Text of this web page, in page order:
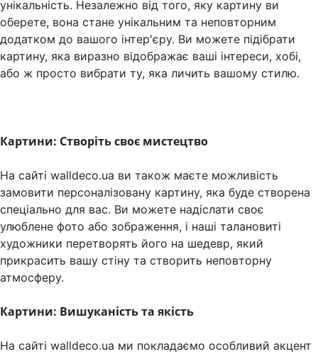
унікальність. Незалежно від того, яку картину ви
оберете, вона стане унікальним та неповторним
додатком до вашого інтер'єру. Ви можете підібрати
картину, яка виразно відображає ваші інтереси, хобі,
або ж просто вибрати ту, яка личить вашому стилю.
Картини: Створіть своє мистецтво
На сайті walldeco.ua ви також маєте можливість
замовити персоналізовану картину, яка буде створена
спеціально для вас. Ви можете надіслати своє
улюблене фото або зображення, і наші талановиті
художники перетворять його на шедевр, який
прикрасить вашу стіну та створить неповторну
атмосферу.
Картини: Вишуканість та якість
На сайті walldeco.ua ми покладаємо особливий акцент